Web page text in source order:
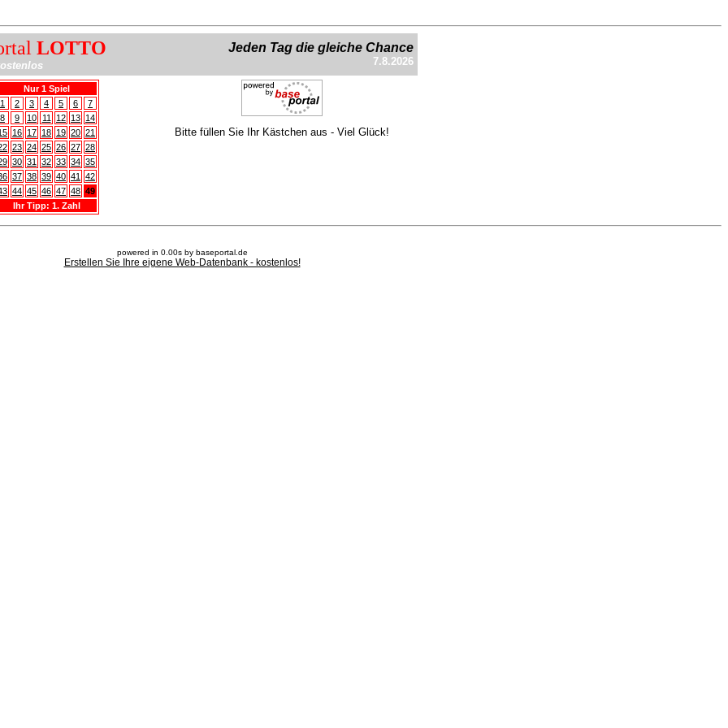
LOTTO Jeden Tag die gleiche Chance
7.8.2026
Nur 1 Spiel
1
2 3 4 5 6
7
8
9 10 11 12 13 14
16 17 18 19 20 21
23 24 25 26 27 28
30 31 32 33 34 35
37 38 39 40 41
42
44 45 46 47 48 49
Ihr Tipp: 1. Zahl
Bitte füllen Sie Ihr Kästchen aus - Viel Glück!
powered in 0.00s by baseportal.de
Erstellen Sie Ihre eigene Web-Datenbank - kostenlos!